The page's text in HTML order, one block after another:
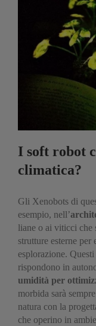
I soft robot
climatica?
Gli Xenobots di
esempio, nell’
liane o ai viticci che
strutture esterne
esplorazione.
rispondono in
umidità per
morbida sarà
natura con la
che operino in